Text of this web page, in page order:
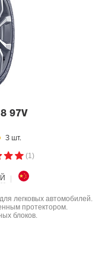
97V
3 шт.
(1)
легковых автомобилей.
протектором.
блоков.